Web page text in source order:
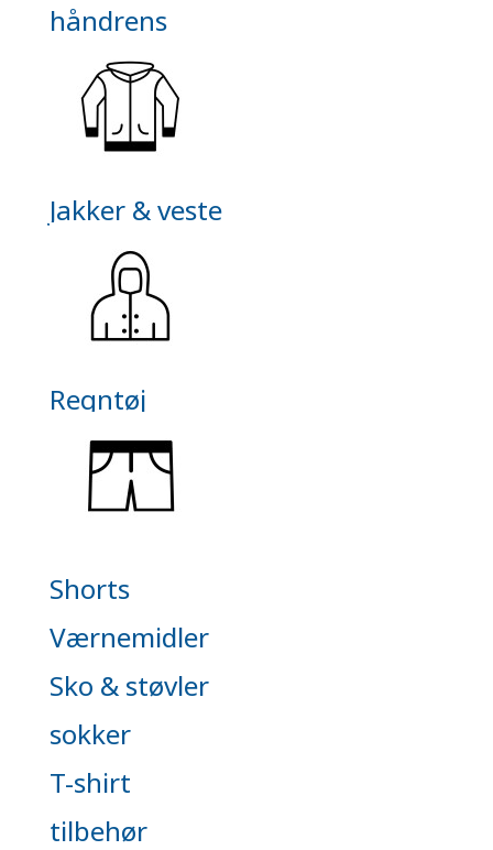
håndrens
Jakker & veste
Regntøj
Shorts
Værnemidler
Sko & støvler
sokker
T-shirt
tilbehør